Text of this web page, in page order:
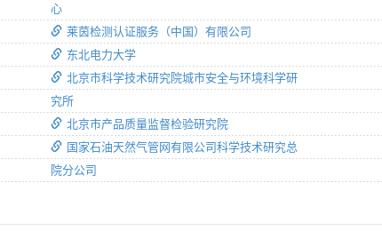
心
莱茵检测认证服务（中国）有限公司
东北电力大学
北京市科学技术研究院城市安全与环境科学研
究所
北京市产品质量监督检验研究院
国家石油天然气管网有限公司科学技术研究总
院分公司